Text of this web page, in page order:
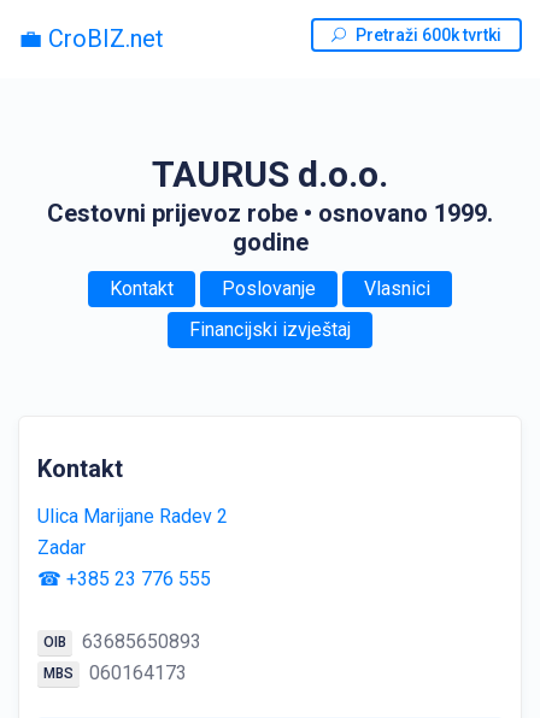
💼 CroBIZ.net Pretraži 600k tvrtki
TAURUS d.o.o.
Cestovni prijevoz robe • osnovano 1999.
godine
Kontakt Poslovanje
Vlasnici
Financijski izvještaj
Kontakt
Ulica Marijane Radev 2
Zadar
☎ +385 23 776 555
OIB 63685650893
MBS 060164173